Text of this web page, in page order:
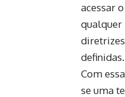
acessar
qualquer
definidas.
Com
se uma